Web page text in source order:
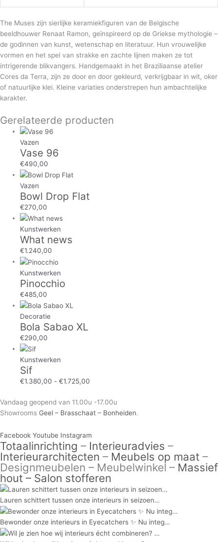
The Muses zijn sierlijke keramiekfiguren van de Belgische
beeldhouwer Renaat Ramon, geïnspireerd op de Griekse mythologie –
de godinnen van kunst, wetenschap en literatuur. Hun vrouwelijke
vormen en het spel van strakke en zachte lijnen maken ze tot
intrigerende blikvangers. Handgemaakt in het Braziliaanse atelier
Cores da Terra, zijn ze door en door gekleurd, verkrijgbaar in wit, oker
of natuurlijke klei. Kleine variaties onderstrepen hun ambachtelijke
karakter.
Gerelateerde producten
Vazen
Vase 96
€490,00
Vazen
Bowl Drop Flat
€270,00
Kunstwerken
What news
€1.240,00
Kunstwerken
Pinocchio
€485,00
Decoratie
Bola Sabao XL
€290,00
Kunstwerken
Sif
€1.380,00 - €1.725,00
Vandaag geopend van 11.00u -17.00u
Showrooms Geel – Brasschaat – Bonheiden.
Facebook Youtube Instagram
Totaalinrichting – Interieuradvies –
Interieurarchitecten – Meubels op maat –
Designmeubelen – Meubelwinkel – Massief
hout – Salon stofferen
Lauren schittert tussen onze interieurs in seizoen…
Bewonder onze interieurs in Eyecatchers ✨ Nu integ…